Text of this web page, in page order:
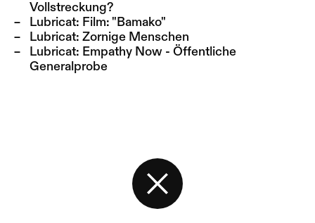
Vollstreckung?
Lubricat: Film: "Bamako"
Lubricat: Zornige Menschen
Lubricat: Empathy Now - Öffentliche
Generalprobe
Back to the start page